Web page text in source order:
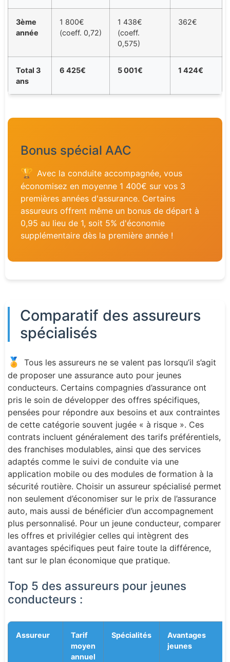
3ème
année
1 800€
(coeff. 0,72)
1 438€
(coeff.
0,575)
362€
Total 3
ans
6 425€ 5 001€ 1 424€
Bonus spécial AAC
🏆 Avec la conduite accompagnée, vous
économisez en moyenne 1 400€ sur vos 3
premières années d'assurance. Certains
assureurs offrent même un bonus de départ à
0,95 au lieu de 1, soit 5% d'économie
supplémentaire dès la première année !
Comparatif des assureurs
spécialisés
🏅
Tous les assureurs ne se valent pas lorsqu’il s’agit
de proposer une assurance auto pour jeunes
conducteurs. Certains compagnies d’assurance ont
pris le soin de développer des offres spécifiques,
pensées pour répondre aux besoins et aux contraintes
de cette catégorie souvent jugée « à risque ». Ces
contrats incluent généralement des tarifs préférentiels,
des franchises modulables, ainsi que des services
adaptés comme le suivi de conduite via une
application mobile ou des modules de formation à la
sécurité routière. Choisir un assureur spécialisé permet
non seulement d’économiser sur le prix de l’assurance
auto, mais aussi de bénéficier d’un accompagnement
plus personnalisé. Pour un jeune conducteur, comparer
les offres et privilégier celles qui intègrent des
avantages spécifiques peut faire toute la différence,
tant sur le plan économique que pratique.
Top 5 des assureurs pour jeunes
conducteurs :
Assureur
Tarif
moyen
annuel
Spécialités
Avantages
jeunes